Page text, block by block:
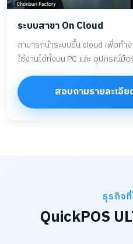
ระบบสาขา On Cloud
สามารถนำระบบขึ้น cloud เพื่อทำ
ใช้งานได้ทั้งบน PC และ อุปกรณ์มื
สอบถามรายละเอีย
ธุรกิจ
QuickPOS